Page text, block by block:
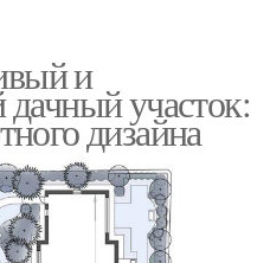
и
участок:
дизайна